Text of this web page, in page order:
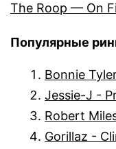
The Roop — On
Популярные
Bonnie
Jessie-J -
Robert
Gorillaz -